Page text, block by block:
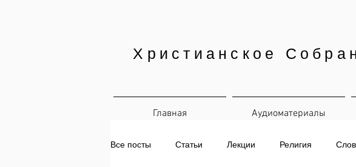
Христианское
Главная Аудиоматериалы
Все посты Статьи Лекции Религия